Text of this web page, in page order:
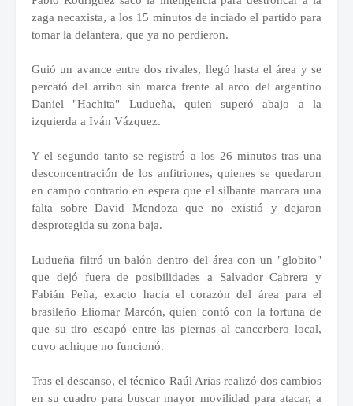
zaga necaxista, a los 15 minutos de inciado el partido para
tomar la delantera, que ya no perdieron.
Guió un avance entre dos rivales, llegó hasta el área y se
percató del arribo sin marca frente al arco del argentino
Daniel "Hachita" Ludueña, quien superó abajo a la
izquierda a Iván Vázquez.
Y el segundo tanto se registró a los 26 minutos tras una
desconcentración de los anfitriones, quienes se quedaron
en campo contrario en espera que el silbante marcara una
falta sobre David Mendoza que no existió y dejaron
desprotegida su zona baja.
Ludueña filtró un balón dentro del área con un "globito"
que dejó fuera de posibilidades a Salvador Cabrera y
Fabián Peña, exacto hacia el corazón del área para el
brasileño Eliomar Marcón, quien contó con la fortuna de
que su tiro escapó entre las piernas al cancerbero local,
cuyo achique no funcionó.
Tras el descanso, el técnico Raúl Arias realizó dos cambios
en su cuadro para buscar mayor movilidad para atacar, a